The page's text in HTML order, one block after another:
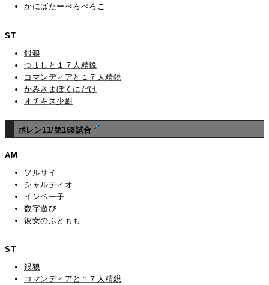
かにばたーぺろぺろこ
ST
銀狼
つよしと１７人精鋭
コマンディアと１７人精鋭
かみさまぼくにだけ
オチキス少尉
ポレン11/第168試合
AM
ソルサイ
シャルティオ
インベー子
数字遊び
彼女のふともも
ST
銀狼
コマンディアと１７人精鋭